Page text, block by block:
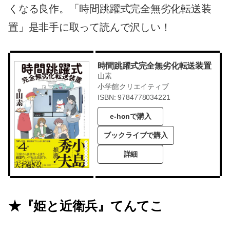
くなる良作。「時間跳躍式完全無劣化転送装
置」是非手に取って読んで沢しい！
時間跳躍式完全無劣化転送装置
山素
小学館クリエイティブ
ISBN: 9784778034221
e-honで購入
ブックライブで購入
詳細
★『姫と近衛兵』てんてこ